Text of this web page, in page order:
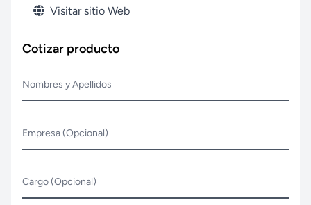
Visitar sitio Web
Cotizar producto
Nombres y Apellidos
Empresa (Opcional)
Cargo (Opcional)